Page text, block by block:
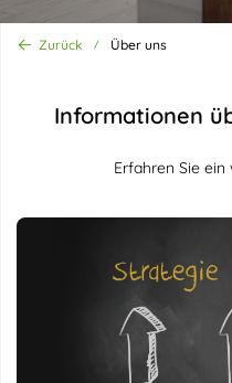
Zurück Über uns
Informationen
Erfahren Sie